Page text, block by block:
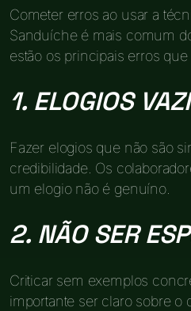
Cometer erros ao usar a
Sanduíche é mais comum
estão os principais erros
1. ELOGIOS
Fazer elogios que não são
credibilidade. Os
um elogio não é genuíno.
2. NÃO SER
Criticar sem exemplos
importante ser claro sobre o